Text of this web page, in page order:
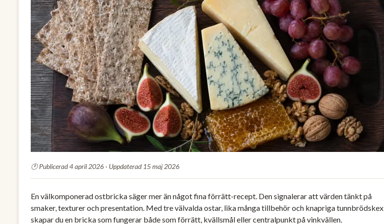
Publicerad 4 april 2026 · Uppdaterad 15 maj 2026
En välkomponerad ostbricka säger mer än något fina förrätt-recept. Den signalerar att värden tänkt på
smaker, texturer och presentation. Med tre välvalda ostar, lika många tillbehör och knapriga tunnbrödskex
skapar du en bricka som fungerar både som förrätt, kvällsmål eller centralpunkt på vinkvällen.